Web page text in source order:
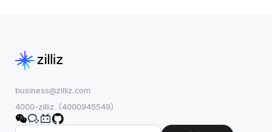
business@zilliz.com
4000-zilliz（4000945549）